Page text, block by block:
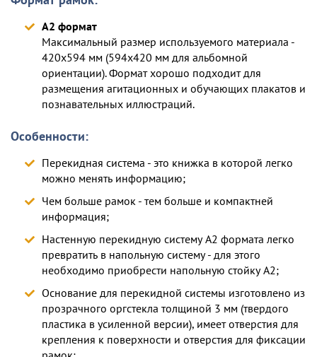
А2 формат
Максимальный размер используемого материала -
420х594 мм (594х420 мм для альбомной
ориентации). Формат хорошо подходит для
размещения агитационных и обучающих плакатов и
познавательных иллюстраций.
Особенности:
Перекидная система - это книжка в которой легко
можно менять информацию;
Чем больше рамок - тем больше и компактней
информация;
Настенную перекидную систему А2 формата легко
превратить в напольную систему - для этого
необходимо приобрести напольную стойку А2;
Основание для перекидной системы изготовлено из
прозрачного оргстекла толщиной 3 мм (твердого
пластика в усиленной версии), имеет отверстия для
крепления к поверхности и отверстия для фиксации